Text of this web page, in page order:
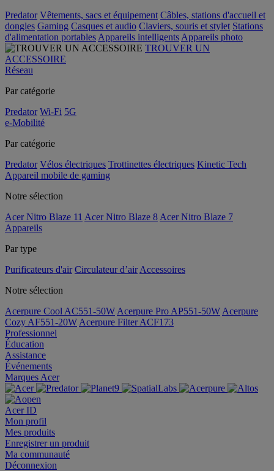
Predator Vêtements, sacs et équipement Câbles, stations d'accueil et
dongles Gaming Casques et audio Claviers, souris et stylet Stations
d'alimentation portables Appareils intelligents Appareils photo
TROUVER UN
ACCESSOIRE
Réseau
Par catégorie
Predator Wi-Fi 5G
e-Mobilité
Par catégorie
Predator Vélos électriques Trottinettes électriques Kinetic Tech
Appareil mobile de gaming
Notre sélection
Acer Nitro Blaze 11 Acer Nitro Blaze 8 Acer Nitro Blaze 7
Appareils
Par type
Purificateurs d'air Circulateur d’air Accessoires
Notre sélection
Acerpure Cool AC551-50W Acerpure Pro AP551-50W Acerpure
Cozy AF551-20W Acerpure Filter ACF173
Professionnel
Éducation
Assistance
Événements
Marques Acer
Acer ID
Mon profil
Mes produits
Enregistrer un produit
Ma communauté
Déconnexion